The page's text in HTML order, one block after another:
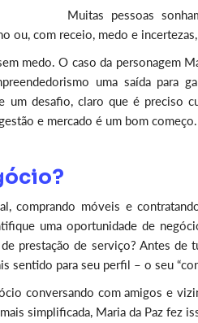
Muitas pessoas
ou, com receio, medo e
medo. O caso da personagem
uma saída para
um desafio, claro que é preciso
e mercado é um bom começo.
comprando móveis e
uma oportunidade de
prestação de serviço? Antes
sentido para seu perfil – o seu
conversando com amigos e
mais simplificada, Maria da Paz fez